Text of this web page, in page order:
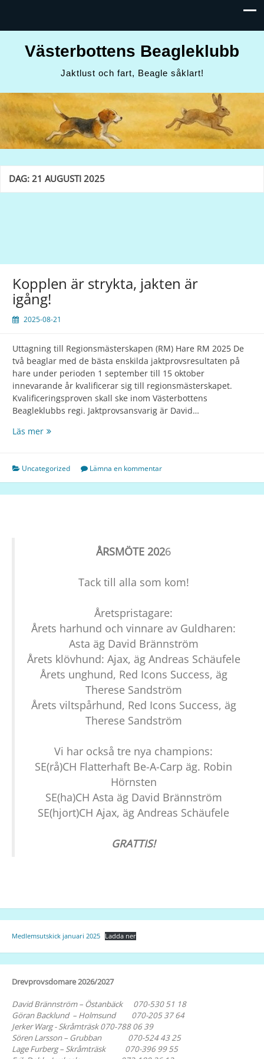
Västerbottens Beagleklubb
Jaktlust och fart, Beagle såklart!
DAG:21 AUGUSTI 2025
Kopplen är strykta, jakten är
igång!
2025-08-21
Uttagning till Regionsmästerskapen (RM) Hare RM 2025 De
två beaglar med de bästa enskilda jaktprovsresultaten på
hare under perioden 1 september till 15 oktober
innevarande år kvalificerar sig till regionsmästerskapet.
Kvalificeringsproven skall ske inom Västerbottens
Beagleklubbs regi. Jaktprovsansvarig är David…
Läs mer
Uncategorized Lämna en kommentar
ÅRSMÖTE 2026
Tack till alla som kom!
Åretspristagare:
Årets harhund och vinnare av Guldharen:
Asta äg David Brännström
Årets klövhund: Ajax, äg Andreas Schäufele
Årets unghund, Red Icons Success, äg
Therese Sandström
Årets viltspårhund, Red Icons Success, äg
Therese Sandström
Vi har också tre nya champions:
SE(rå)CH Flatterhaft Be-A-Carp äg. Robin
Hörnsten
SE(ha)CH Asta äg David Brännström
SE(hjort)CH Ajax, äg Andreas Schäufele
GRATTIS!
Medlemsutskick januari 2025 Ladda ner
Drevprovsdomare 2026/2027
David Brännström – Östanbäck 070-530 51 18
Göran Backlund – Holmsund 070-205 37 64
Jerker Warg - Skråmträsk 070-788 06 39
Sören Larsson – Grubban 070-524 43 25
Lage Furberg – Skråmträsk 070-396 99 55